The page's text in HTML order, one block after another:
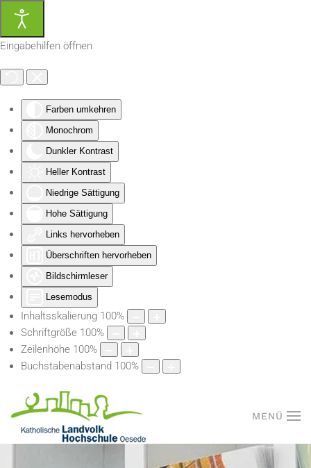
Eingabehilfen öffnen
Farben umkehren
Monochrom
Dunkler Kontrast
Heller Kontrast
Niedrige Sättigung
Hohe Sättigung
Links hervorheben
Überschriften hervorheben
Bildschirmleser
Lesemodus
Inhaltsskalierung 100%
Schriftgröße 100%
Zeilenhöhe 100%
Buchstabenabstand 100%
Zum Hauptinhalt springen
MENÜ